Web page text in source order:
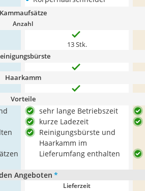
Kammaufsätze
Anzahl
13 Stk.
Haarkamm
Vorteile
sehr lange Betriebszeit
kurze Ladezeit
Reinigungsbürste und
Haarkamm im
Lieferumfang enthalten
Angeboten *
Lieferzeit